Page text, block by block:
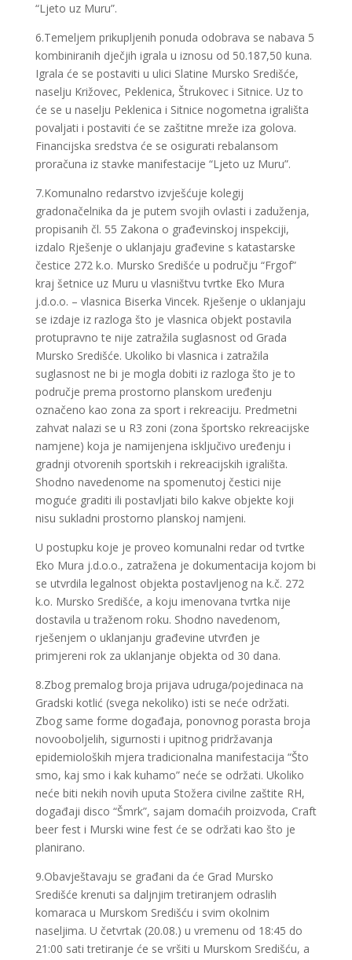
“Ljeto uz Muru”.
6.Temeljem prikupljenih ponuda odobrava se nabava 5
kombiniranih dječjih igrala u iznosu od 50.187,50 kuna.
Igrala će se postaviti u ulici Slatine Mursko Središće,
naselju Križovec, Peklenica, Štrukovec i Sitnice. Uz to
će se u naselju Peklenica i Sitnice nogometna igrališta
povaljati i postaviti će se zaštitne mreže iza golova.
Financijska sredstva će se osigurati rebalansom
proračuna iz stavke manifestacije “Ljeto uz Muru”.
7.Komunalno redarstvo izvješćuje kolegij
gradonačelnika da je putem svojih ovlasti i zaduženja,
propisanih čl. 55 Zakona o građevinskoj inspekciji,
izdalo Rješenje o uklanjaju građevine s katastarske
čestice 272 k.o. Mursko Središće u području “Frgof”
kraj šetnice uz Muru u vlasništvu tvrtke Eko Mura
j.d.o.o. – vlasnica Biserka Vincek. Rješenje o uklanjaju
se izdaje iz razloga što je vlasnica objekt postavila
protupravno te nije zatražila suglasnost od Grada
Mursko Središće. Ukoliko bi vlasnica i zatražila
suglasnost ne bi je mogla dobiti iz razloga što je to
područje prema prostorno planskom uređenju
označeno kao zona za sport i rekreaciju. Predmetni
zahvat nalazi se u R3 zoni (zona športsko rekreacijske
namjene) koja je namijenjena isključivo uređenju i
gradnji otvorenih sportskih i rekreacijskih igrališta.
Shodno navedenome na spomenutoj čestici nije
moguće graditi ili postavljati bilo kakve objekte koji
nisu sukladni prostorno planskoj namjeni.
U postupku koje je proveo komunalni redar od tvrtke
Eko Mura j.d.o.o., zatražena je dokumentacija kojom bi
se utvrdila legalnost objekta postavljenog na k.č. 272
k.o. Mursko Središće, a koju imenovana tvrtka nije
dostavila u traženom roku. Shodno navedenom,
rješenjem o uklanjanju građevine utvrđen je
primjereni rok za uklanjanje objekta od 30 dana.
8.Zbog premalog broja prijava udruga/pojedinaca na
Gradski kotlić (svega nekoliko) isti se neće održati.
Zbog same forme događaja, ponovnog porasta broja
novooboljelih, sigurnosti i upitnog pridržavanja
epidemioloških mjera tradicionalna manifestacija “Što
smo, kaj smo i kak kuhamo” neće se održati. Ukoliko
neće biti nekih novih uputa Stožera civilne zaštite RH,
događaji disco “Šmrk”, sajam domaćih proizvoda, Craft
beer fest i Murski wine fest će se održati kao što je
planirano.
9.Obavještavaju se građani da će Grad Mursko
Središće krenuti sa daljnjim tretiranjem odraslih
komaraca u Murskom Središću i svim okolnim
naseljima. U četvrtak (20.08.) u vremenu od 18:45 do
21:00 sati tretiranje će se vršiti u Murskom Središću, a